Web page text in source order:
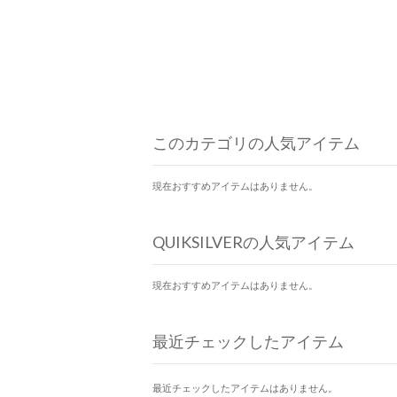
このカテゴリの人気アイテム
現在おすすめアイテムはありません。
QUIKSILVERの人気アイテム
現在おすすめアイテムはありません。
最近チェックしたアイテム
最近チェックしたアイテムはありません。